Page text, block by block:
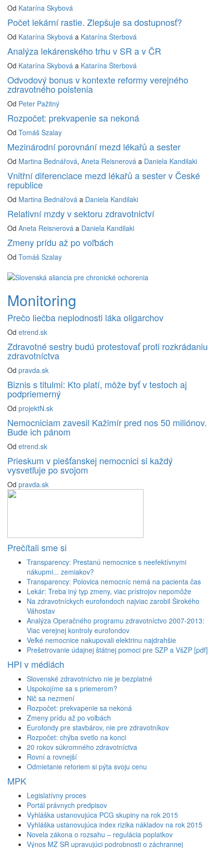
Od Katarína Skybová
Počet lekární rastie. Zlepšuje sa dostupnosť?
Od Katarína Skybová a Katarína Šterbová
Analýza lekárenského trhu v SR a v ČR
Od Katarína Skybová a Katarína Šterbová
Odvodový bonus v kontexte reformy verejného
zdravotného poistenia
Od Peter Pažitný
Rozpočet: prekvapenie sa nekoná
Od Tomáš Szalay
Mezinárodní porovnání mezd lékařů a sester
Od Martina Bednářová, Aneta Reisnerová a Daniela Kandilaki
Vnitřní diferenciace mezd lékařů a sester v České
republice
Od Martina Bednářová a Daniela Kandilaki
Relativní mzdy v sektoru zdravotnictví
Od Aneta Reisnerová a Daniela Kandilaki
Zmeny prídu až po voľbách
Od Tomáš Szalay
Monitoring
Prečo liečba neplodnosti láka oligarchov
Od etrend.sk
Zdravotné sestry budú protestovať proti rozkrádaniu
zdravotníctva
Od pravda.sk
Biznis s titulmi: Kto platí, môže byť v testoch aj
podpriemerný
Od projektN.sk
Nemocniciam zavesil Kažimír pred nos 50 miliónov.
Bude ich pánom
Od etrend.sk
Prieskum v piešťanskej nemocnici si každý
vysvetľuje po svojom
Od pravda.sk
Prečítali sme si
Transparency: Prestanú nemocnice s neefektívnymi
nákupmi... zemiakov?
Transparency: Polovica nemocníc nemá na pacienta čas
Lekár: Treba iný typ zmeny, viac prístrojov nepomôže
Na zdravotníckych eurofondoch najviac zarobil Širokého
Váhostav
Analýza Operačného programu zdravotníctvo 2007-2013:
Viac verejnej kontroly eurofondov
Veľké nemocnice nakupovali elektrinu najdrahšie
Prešetrovanie údajnej štátnej pomoci pre SZP a VšZP [pdf]
HPI v médiách
Slovenské zdravotníctvo nie je bezplatné
Uspokojíme sa s priemerom?
Nič sa nezmení
Rozpočet: prekvapenie sa nekoná
Zmeny prídu až po voľbách
Eurofondy pre stavbárov, nie pre zdravotníkov
Rozpočet: chýba svetlo na konci
20 rokov súkromného zdravotníctva
Rovní a rovnejší
Odmietanie reforiem si pýta svoju cenu
MPK
Legislatívny proces
Portál právnych predpisov
Vyhláška ustanovujúca PCG skupiny na rok 2015
Vyhláška ustanovujúca index rizika nákladov na rok 2015
Novela zákona o rozsahu – regulácia poplatkov
Výnos MZ SR upravujúci podrobnosti o záchrannej